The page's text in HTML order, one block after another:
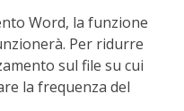
Word, la funzione
Per ridurre
sul file su cui
la frequenza del